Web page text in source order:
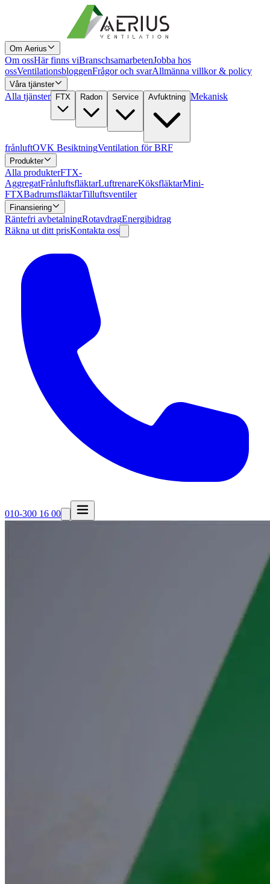
Om Aerius
Om ossHär finns viBranschsamarbetenJobba hos
ossVentilationsbloggenFrågor och svarAllmänna villkor & policy
Våra tjänster
Alla tjänster FTX Radon Service Avfuktning Mekanisk
frånluftOVK BesiktningVentilation för BRF
Produkter
Alla produkterFTX-
AggregatFrånluftsfläktarLuftrenareKöksfläktarMini-
FTXBadrumsfläktarTilluftsventiler
Finansiering
Räntefri avbetalningRotavdragEnergibidrag
Räkna ut ditt prisKontakta oss
010-300 16 00